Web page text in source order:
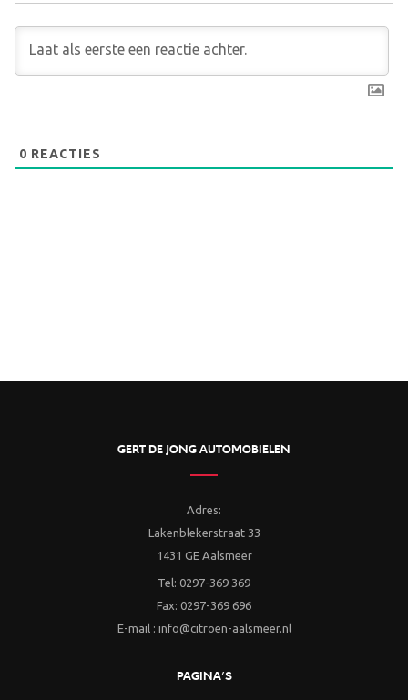
0 REACTIES
GERT DE JONG AUTOMOBIELEN
Adres:
Lakenblekerstraat 33
1431 GE Aalsmeer
Tel: 0297-369 369
Fax: 0297-369 696
E-mail : info@citroen-aalsmeer.nl
PAGINA’S